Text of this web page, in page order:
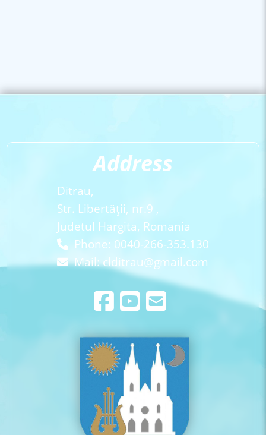
Address
Ditrau,
Str. Libertăţii, nr.9 ,
Judetul Hargita, Romania
Phone: 0040-266-353.130
Mail:clditrau@gmail.com